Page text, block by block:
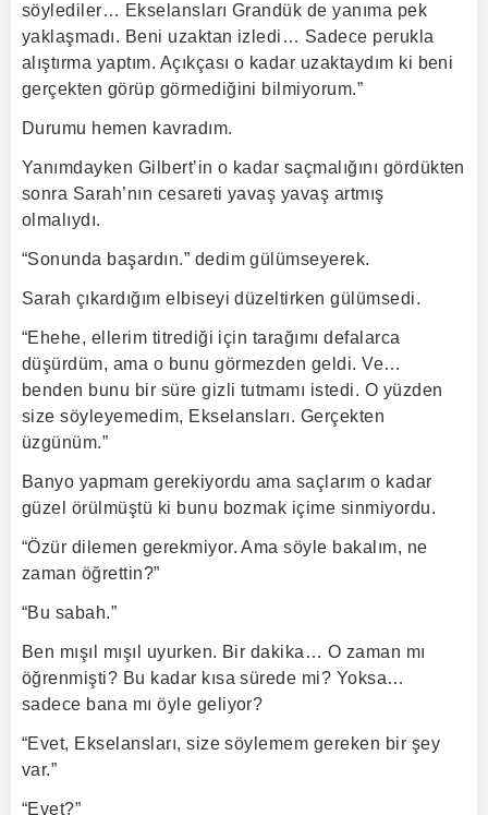
söylediler… Ekselansları Grandük de yanıma pek
yaklaşmadı. Beni uzaktan izledi… Sadece perukla
alıştırma yaptım. Açıkçası o kadar uzaktaydım ki beni
gerçekten görüp görmediğini bilmiyorum.”
Durumu hemen kavradım.
Yanımdayken Gilbert’in o kadar saçmalığını gördükten
sonra Sarah’nın cesareti yavaş yavaş artmış
olmalıydı.
“Sonunda başardın.” dedim gülümseyerek.
Sarah çıkardığım elbiseyi düzeltirken gülümsedi.
“Ehehe, ellerim titrediği için tarağımı defalarca
düşürdüm, ama o bunu görmezden geldi. Ve…
benden bunu bir süre gizli tutmamı istedi. O yüzden
size söyleyemedim, Ekselansları. Gerçekten
üzgünüm.”
Banyo yapmam gerekiyordu ama saçlarım o kadar
güzel örülmüştü ki bunu bozmak içime sinmiyordu.
“Özür dilemen gerekmiyor. Ama söyle bakalım, ne
zaman öğrettin?”
“Bu sabah.”
Ben mışıl mışıl uyurken. Bir dakika… O zaman mı
öğrenmişti? Bu kadar kısa sürede mi? Yoksa…
sadece bana mı öyle geliyor?
“Evet, Ekselansları, size söylemem gereken bir şey
var.”
“Evet?”